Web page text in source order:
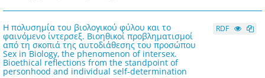
Η πολυσημία του βιολογικού φύλου και το
φαινόμενο ίντερσεξ. Βιοηθικοί προβληματισμοί
από τη σκοπιά της αυτοδιάθεσης του προσώπου
Sex in Biology, the phenomenon of intersex.
Bioethical reflections from the standpoint of
personhood and individual self-determination
RDF